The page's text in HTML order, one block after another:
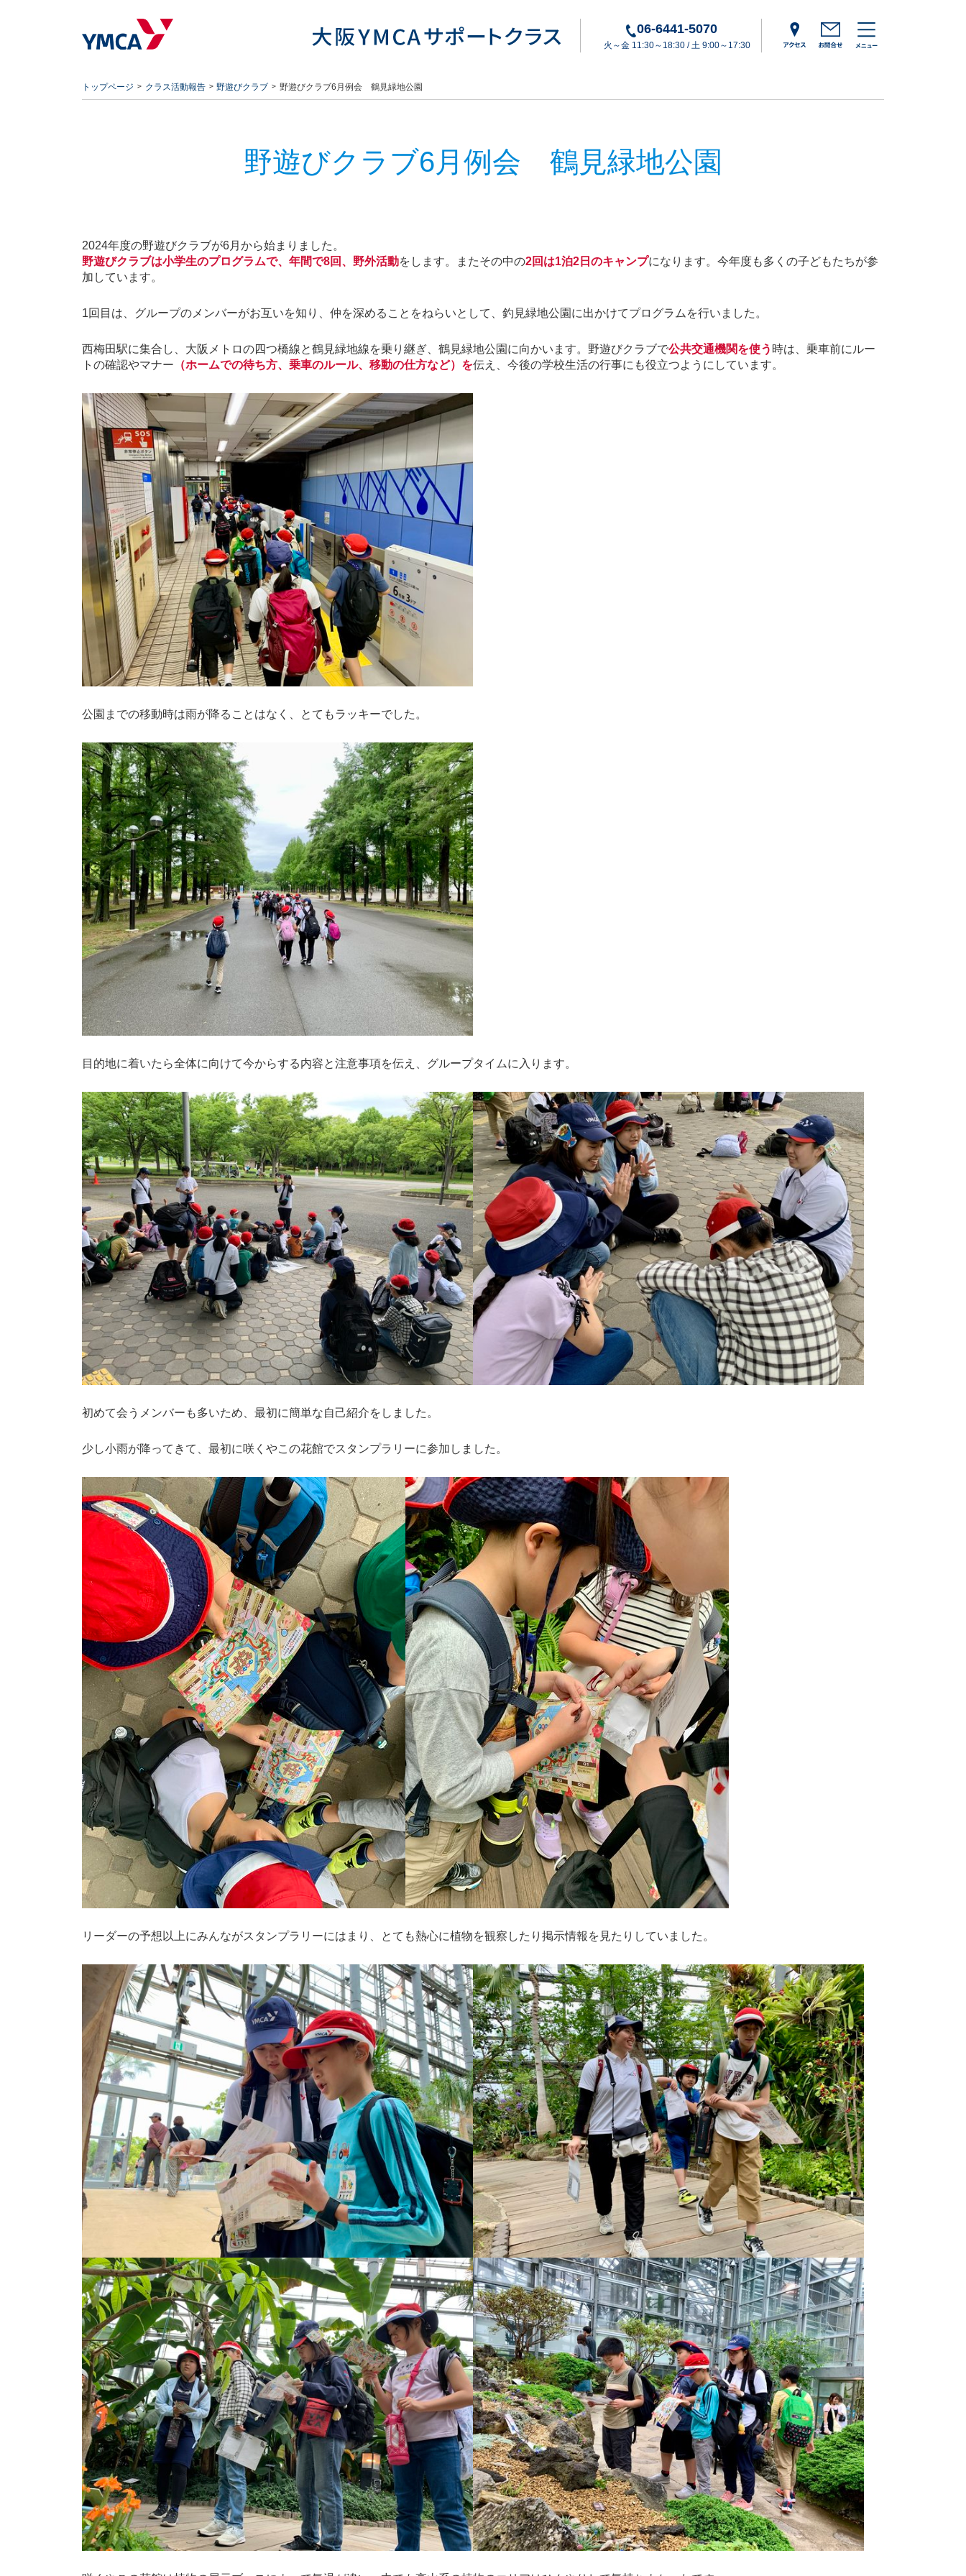
06-6441-5070
火～金 11:30～18:30 / 土 9:00～17:30
トップページ クラス活動報告 野遊びクラブ 野遊びクラブ6月例会 鶴見緑地公園
野遊びクラブ6月例会 鶴見緑地公園
2024年度の野遊びクラブが6月から始まりました。
野遊びクラブは小学生のプログラムで、年間で8回、野外活動をします。またその中の2回は1泊2日のキャンプになります。今年度も多くの子どもたちが参
加しています。
1回目は、グループのメンバーがお互いを知り、仲を深めることをねらいとして、釣見緑地公園に出かけてプログラムを行いました。
西梅田駅に集合し、大阪メトロの四つ橋線と鶴見緑地線を乗り継ぎ、鶴見緑地公園に向かいます。野遊びクラブで公共交通機関を使う 時は、乗車前にルー
トの確認やマナー （ホームでの待ち方、乗車のルール、移動の仕方など）を伝え、今後の学校生活の行事にも役立つようにしています。
公園までの移動時は雨が降ることはなく、とてもラッキーでした。
目的地に着いたら全体に向けて今からする内容と注意事項を伝え、グループタイムに入ります。
初めて会うメンバーも多いため、最初に簡単な自己紹介をしました。
少し小雨が降ってきて、最初に咲くやこの花館でスタンプラリーに参加しました。
リーダーの予想以上にみんながスタンプラリーにはまり、とても熱心に植物を観察したり掲示情報を見たりしていました。